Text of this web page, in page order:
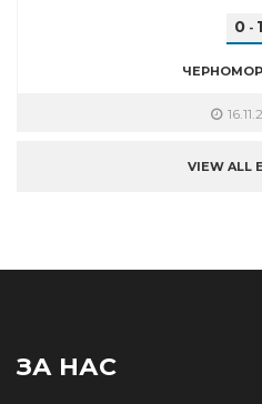
0 - 1
VIEW ALL
ЗА НАС